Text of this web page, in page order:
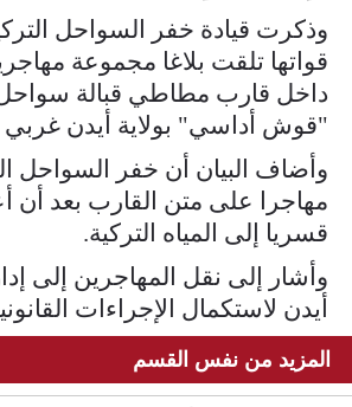
وذكرت قيادة خفر السواحل
قواتها تلقت بلاغا مجموعة
داخل قارب مطاطي قبالة
"قوش أداسي" بولاية أيدن غربي
مهاجرا على متن القارب بعد أن
قسريا إلى المياه التركية.
وأشار إلى نقل المهاجرين إلى
أيدن لاستكمال الإجراءات
المزيد من نفس القسم